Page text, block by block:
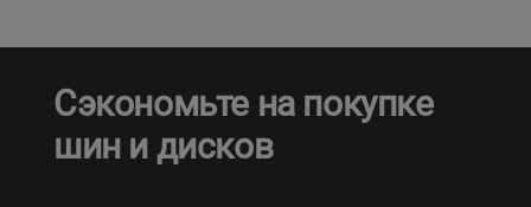
Сэкономьте на покупке
шин и дисков